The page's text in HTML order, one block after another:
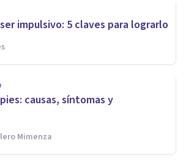
impulsivo: 5 claves para lograrlo
causas, síntomas y
Mimenza